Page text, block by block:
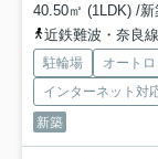
40.50㎡ (1LDK) /
近鉄難波・奈良
駐輪場 オートロ
インターネット対
新築